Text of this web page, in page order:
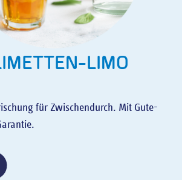
SPONSORING
LIMO
für Zwischendurch. Mit Gute-